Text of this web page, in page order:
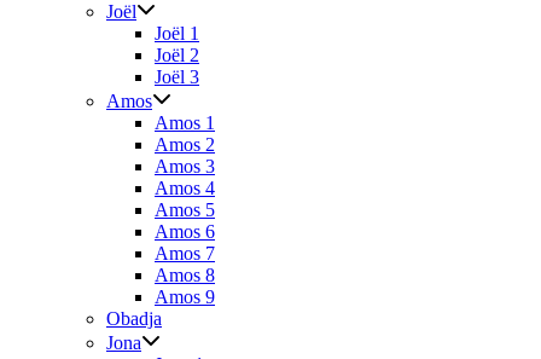
Joël
Joël 1
Joël 2
Joël 3
Amos
Amos 1
Amos 2
Amos 3
Amos 4
Amos 5
Amos 6
Amos 7
Amos 8
Amos 9
Obadja
Jona